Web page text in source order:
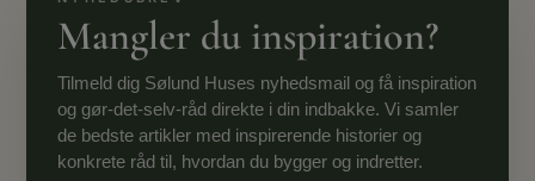
Mangler du inspiration?
Tilmeld dig Sølund Huses nyhedsmail og få inspiration
og gør-det-selv-råd direkte i din indbakke. Vi samler
de bedste artikler med inspirerende historier og
konkrete råd til, hvordan du bygger og indretter.